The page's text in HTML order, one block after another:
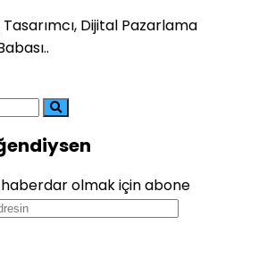
Dijital Pazarlama
haberdar olmak için abone